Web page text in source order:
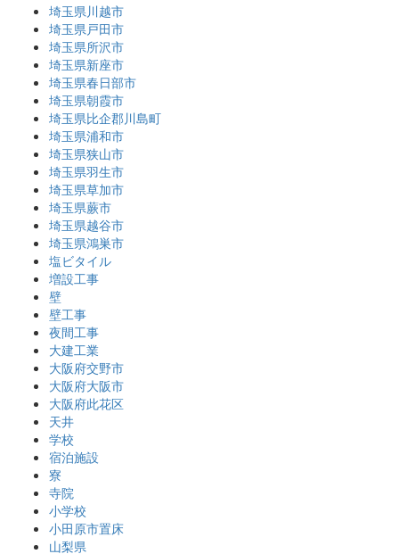
埼玉県川越市
埼玉県戸田市
埼玉県所沢市
埼玉県新座市
埼玉県春日部市
埼玉県朝霞市
埼玉県比企郡川島町
埼玉県浦和市
埼玉県狭山市
埼玉県羽生市
埼玉県草加市
埼玉県蕨市
埼玉県越谷市
埼玉県鴻巣市
塩ビタイル
増設工事
壁
壁工事
夜間工事
大建工業
大阪府交野市
大阪府大阪市
大阪府此花区
天井
学校
宿泊施設
寮
寺院
小学校
小田原市置床
山梨県